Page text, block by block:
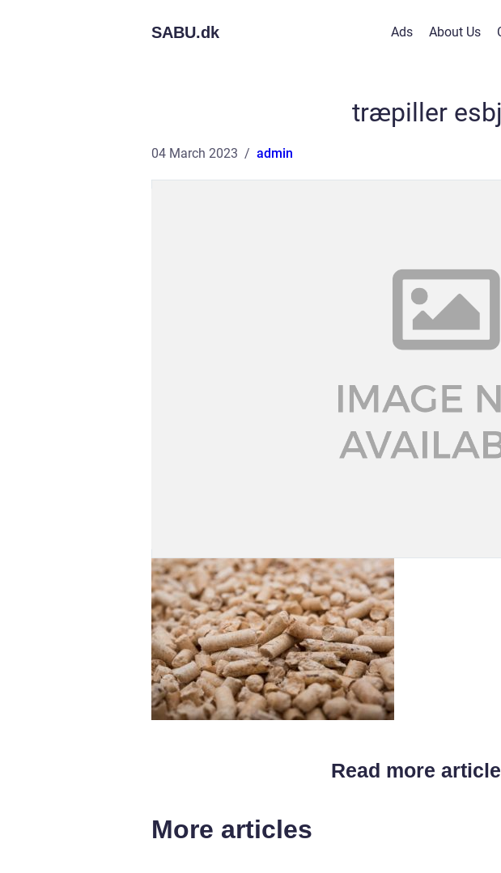
SABU.dk Ads About Us
træpiller
04 March 2023 admin
Read more
More articles